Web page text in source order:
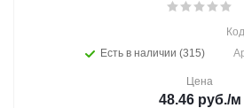
Есть в наличии (315)
Цена
48.46руб./м